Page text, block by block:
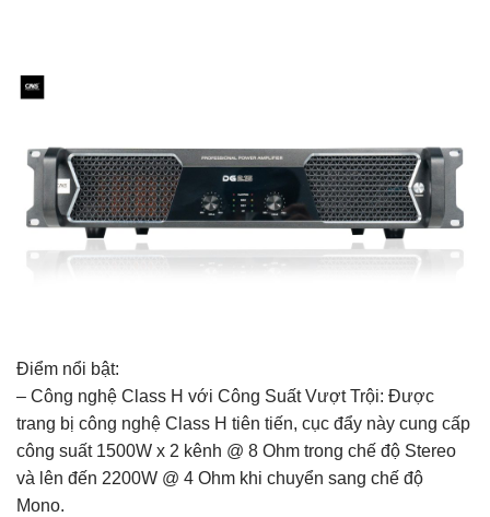
Điểm nổi bật:
– Công nghệ Class H với Công Suất Vượt Trội: Được
trang bị công nghệ Class H tiên tiến, cục đẩy này cung cấp
công suất 1500W x 2 kênh @ 8 Ohm trong chế độ Stereo
và lên đến 2200W @ 4 Ohm khi chuyển sang chế độ
Mono.